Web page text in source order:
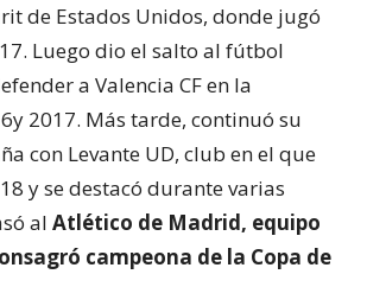
de Estados Unidos, donde jugó
Luego dio el salto al fútbol
a Valencia CF en la
2017. Más tarde, continuó su
con Levante UD, club en el que
y se destacó durante varias
al Atlético de Madrid, equipo
campeona de la Copa de